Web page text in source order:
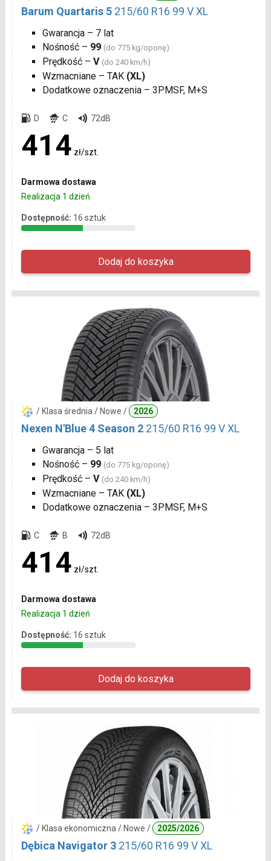
Barum Quartaris 5 215/60 R16 99 V XL
Gwarancja – 7 lat
Nośność – 99 (do 775 kg/oponę)
Prędkość – V (do 240 km/h)
Wzmacniane – TAK (XL)
Dodatkowe oznaczenia – 3PMSF, M+S
D C 72dB
414 zł/szt.
Darmowa dostawa
Realizacja 1 dzień
Dostępność: 16 sztuk
/ Klasa średnia / Nowe / 2026
Nexen N'Blue 4 Season 2 215/60 R16 99 V XL
Gwarancja – 5 lat
Nośność – 99 (do 775 kg/oponę)
Prędkość – V (do 240 km/h)
Wzmacniane – TAK (XL)
Dodatkowe oznaczenia – 3PMSF, M+S
C B 72dB
414 zł/szt.
Darmowa dostawa
Realizacja 1 dzień
Dostępność: 16 sztuk
/ Klasa ekonomiczna / Nowe / 2025/2026
Dębica Navigator 3 215/60 R16 99 V XL